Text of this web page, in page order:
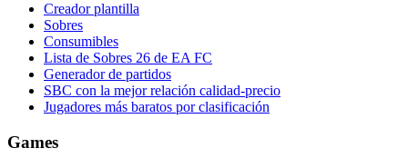
Creador plantilla
Sobres
Consumibles
Lista de Sobres 26 de EA FC
Generador de partidos
SBC con la mejor relación calidad-precio
Jugadores más baratos por clasificación
Games